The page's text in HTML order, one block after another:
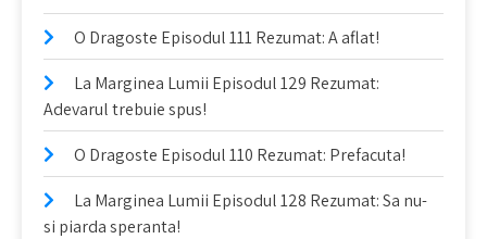
O Dragoste Episodul 111 Rezumat: A aflat!
La Marginea Lumii Episodul 129 Rezumat:
Adevarul trebuie spus!
O Dragoste Episodul 110 Rezumat: Prefacuta!
La Marginea Lumii Episodul 128 Rezumat: Sa nu-
si piarda speranta!